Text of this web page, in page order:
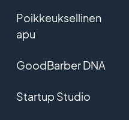
Poikkeuksellinen
apu
GoodBarber DNA
Startup Studio